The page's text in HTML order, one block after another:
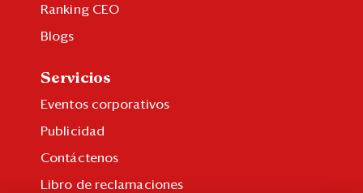
Ranking CEO
Blogs
Servicios
Eventos corporativos
Publicidad
Contáctenos
Libro de reclamaciones